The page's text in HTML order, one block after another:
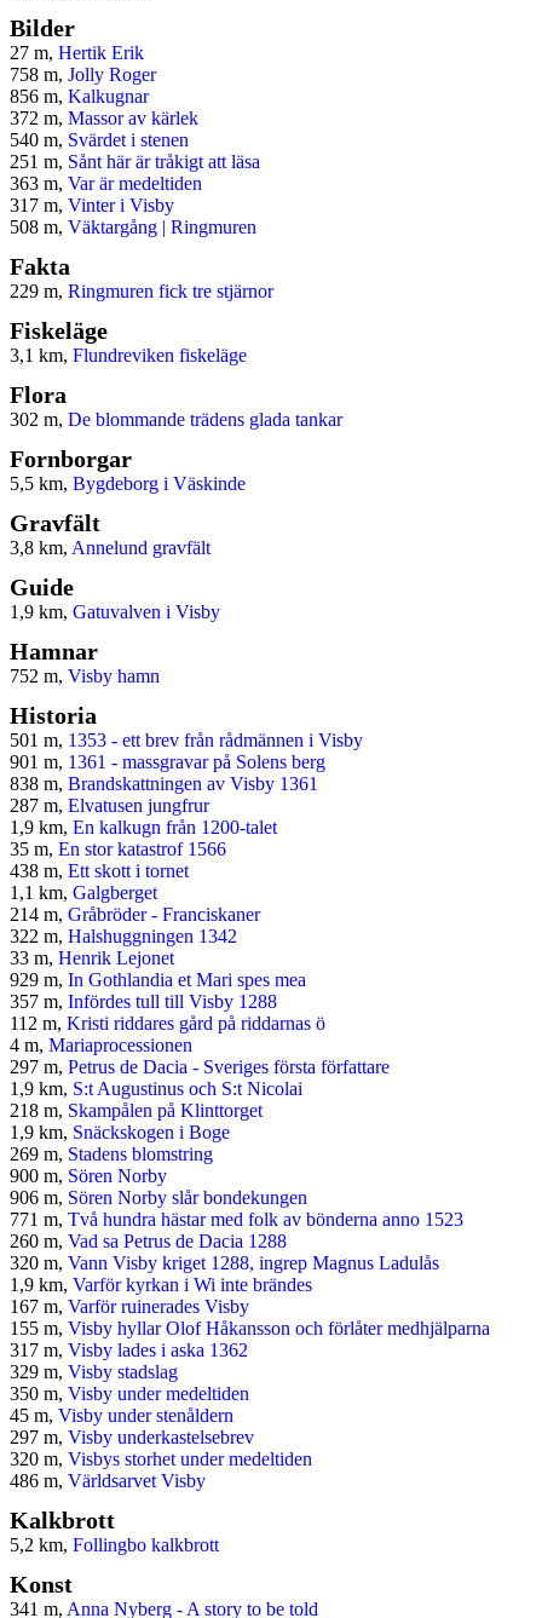
Bilder
27 m, Hertik Erik
758 m, Jolly Roger
856 m, Kalkugnar
372 m, Massor av kärlek
540 m, Svärdet i stenen
251 m, Sånt här är tråkigt att läsa
363 m, Var är medeltiden
317 m, Vinter i Visby
508 m, Väktargång | Ringmuren
Fakta
229 m, Ringmuren fick tre stjärnor
Fiskeläge
3,1 km, Flundreviken fiskeläge
Flora
302 m, De blommande trädens glada tankar
Fornborgar
5,5 km, Bygdeborg i Väskinde
Gravfält
3,8 km, Annelund gravfält
Guide
1,9 km, Gatuvalven i Visby
Hamnar
752 m, Visby hamn
Historia
501 m, 1353 - ett brev från rådmännen i Visby
901 m, 1361 - massgravar på Solens berg
838 m, Brandskattningen av Visby 1361
287 m, Elvatusen jungfrur
1,9 km, En kalkugn från 1200-talet
35 m, En stor katastrof 1566
438 m, Ett skott i tornet
1,1 km, Galgberget
214 m, Gråbröder - Franciskaner
322 m, Halshuggningen 1342
33 m, Henrik Lejonet
929 m, In Gothlandia et Mari spes mea
357 m, Infördes tull till Visby 1288
112 m, Kristi riddares gård på riddarnas ö
4 m, Mariaprocessionen
297 m, Petrus de Dacia - Sveriges första författare
1,9 km, S:t Augustinus och S:t Nicolai
218 m, Skampålen på Klinttorget
1,9 km, Snäckskogen i Boge
269 m, Stadens blomstring
900 m, Sören Norby
906 m, Sören Norby slår bondekungen
771 m, Två hundra hästar med folk av bönderna anno 1523
260 m, Vad sa Petrus de Dacia 1288
320 m, Vann Visby kriget 1288, ingrep Magnus Ladulås
1,9 km, Varför kyrkan i Wi inte brändes
167 m, Varför ruinerades Visby
155 m, Visby hyllar Olof Håkansson och förlåter medhjälparna
317 m, Visby lades i aska 1362
329 m, Visby stadslag
350 m, Visby under medeltiden
45 m, Visby under stenåldern
297 m, Visby underkastelsebrev
320 m, Visbys storhet under medeltiden
486 m, Världsarvet Visby
Kalkbrott
5,2 km, Follingbo kalkbrott
Konst
341 m, Anna Nyberg - A story to be told